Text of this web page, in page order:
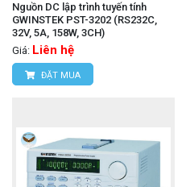
Nguồn DC lập trình tuyến tính
GWINSTEK PST-3202 (RS232C,
32V, 5A, 158W, 3CH)
Giá: Liên hệ
ĐẶT MUA